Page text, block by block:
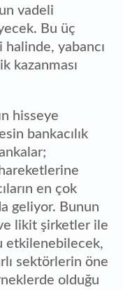
vadeli
Bu üç
halinde, yabancı
kazanması
hisseye
bankacılık
en çok
geliyor. Bunun
likit şirketler ile
etkilenebilecek,
sektörlerin öne
olduğu